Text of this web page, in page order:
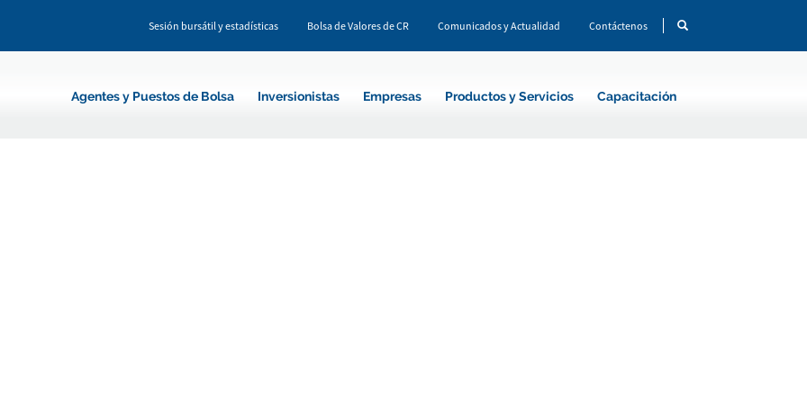
Sesión bursátil y estadísticas Bolsa de Valores de CR Comunicados y Actualidad Contáctenos
Agentes y Puestos de Bolsa Inversionistas Empresas Productos y Servicios Capacitación